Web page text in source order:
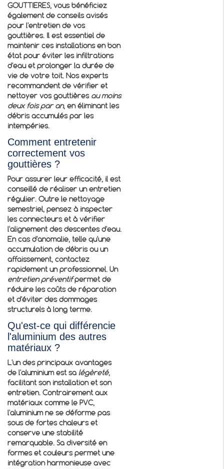
GOUTTIERES, vous bénéficiez
également de conseils avisés
pour l'entretien de vos
gouttières. Il est essentiel de
maintenir ces installations en bon
état pour éviter les infiltrations
d'eau et prolonger la durée de
vie de votre toit. Nos experts
recommandent de vérifier et
nettoyer vos gouttières au moins
deux fois par an, en éliminant les
débris accumulés par les
intempéries.
Comment entretenir
correctement vos
gouttières ?
Pour assurer leur efficacité, il est
conseillé de réaliser un entretien
régulier. Outre le nettoyage
semestriel, pensez à inspecter
les connecteurs et à vérifier
l'alignement des descentes d'eau.
En cas d'anomalie, telle qu'une
accumulation de débris ou un
affaissement, contactez
rapidement un professionnel. Un
entretien préventifpermet de
réduire les coûts de réparation
et d'éviter des dommages
structurels à long terme.
Qu'est-ce qui différencie
l'aluminium des autres
matériaux ?
L'un des principaux avantages
de l'aluminium est sa légèreté,
facilitant son installation et son
entretien. Contrairement aux
matériaux comme le PVC,
l'aluminium ne se déforme pas
sous de fortes chaleurs et
conserve une stabilité
remarquable. Sa diversité en
formes et couleurs permet une
intégration harmonieuse avec